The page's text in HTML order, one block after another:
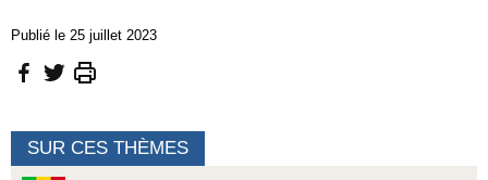
Publié le 25 juillet 2023
SUR CES THÈMES